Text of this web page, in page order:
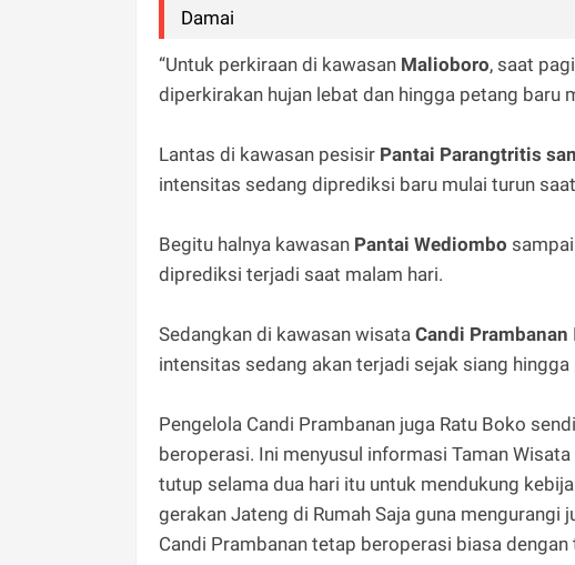
Damai
“Untuk perkiraan di kawasan Malioboro, saat
diperkirakan hujan lebat dan hingga petang baru
Lantas di kawasan pesisir Pantai Parangtritis
intensitas sedang diprediksi baru mulai turun
Begitu halnya kawasan Pantai Wediombo sampai
diprediksi terjadi saat malam hari.
Sedangkan di kawasan wisata Candi Prambanan
intensitas sedang akan terjadi sejak siang hingga
Pengelola Candi Prambanan juga Ratu Boko
beroperasi. Ini menyusul informasi Taman
tutup selama dua hari itu untuk mendukung
gerakan Jateng di Rumah Saja guna mengurangi
Candi Prambanan tetap beroperasi biasa